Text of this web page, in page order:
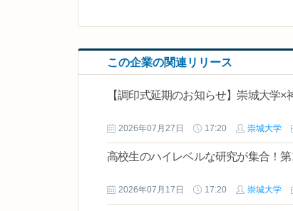
この企業の関連リリース
【調印式延期のお知らせ】崇城大学
2026年07月27日 17:20 崇城大学
高校生のハイレベルな研究が集合！
2026年07月17日 17:20 崇城大学